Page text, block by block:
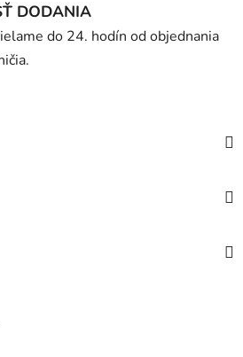
DODANIA
do 24. hodín od objednania